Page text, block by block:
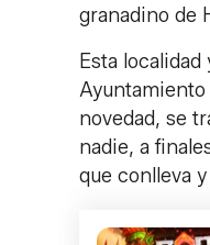
granadino de
Esta
novedad, se
nadie, a
que conlleva